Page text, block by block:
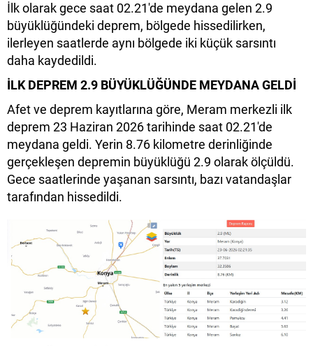
İlk olarak gece saat 02.21'de meydana gelen 2.9
büyüklüğündeki deprem, bölgede hissedilirken,
ilerleyen saatlerde aynı bölgede iki küçük sarsıntı
daha kaydedildi.
İLK DEPREM 2.9 BÜYÜKLÜĞÜNDE MEYDANA GELDİ
Afet ve deprem kayıtlarına göre, Meram merkezli ilk
deprem 23 Haziran 2026 tarihinde saat 02.21'de
meydana geldi. Yerin 8.76 kilometre derinliğinde
gerçekleşen depremin büyüklüğü 2.9 olarak ölçüldü.
Gece saatlerinde yaşanan sarsıntı, bazı vatandaşlar
tarafından hissedildi.